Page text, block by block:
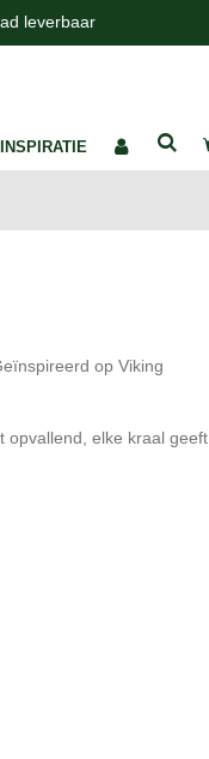
leverbaar
INSPIRATIE
op Viking
opvallend, elke kraal geeft